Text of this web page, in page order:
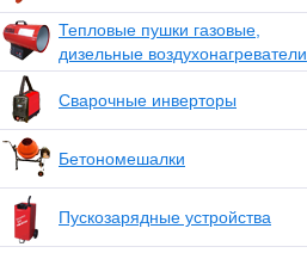
Тепловые пушки газовые,
дизельные воздухонагреватели
Сварочные инверторы
Бетономешалки
Пускозарядные устройства